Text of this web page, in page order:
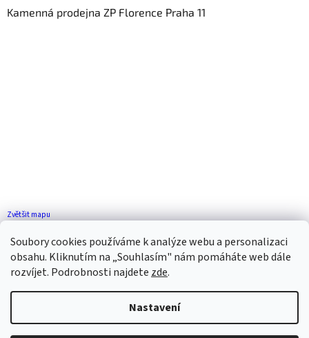
Soubory cookies používáme k analýze webu a personalizaci
obsahu. Kliknutím na „Souhlasím" nám pomáháte web dále
rozvíjet. Podrobnosti najdete zde.
Nastavení
Kamenná prodejna ZP Florence Praha 11
Zvětšit mapu
Vytvořil Shoptet